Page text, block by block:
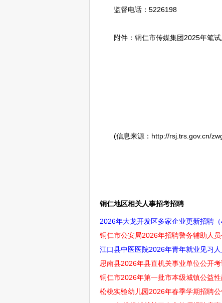
监督电话：5226198
附件： 铜仁市传媒集团2025年笔
(信息来源：http://rsj.trs.gov.cn/
铜仁地区相关人事招考招聘
2026年大龙开发区多家企业更新招聘（
铜仁市公安局2026年招聘警务辅助人
江口县中医医院2026年青年就业见习
思南县2026年县直机关事业单位公开
铜仁市2026年第一批市本级城镇公益
松桃实验幼儿园2026年春季学期招聘公